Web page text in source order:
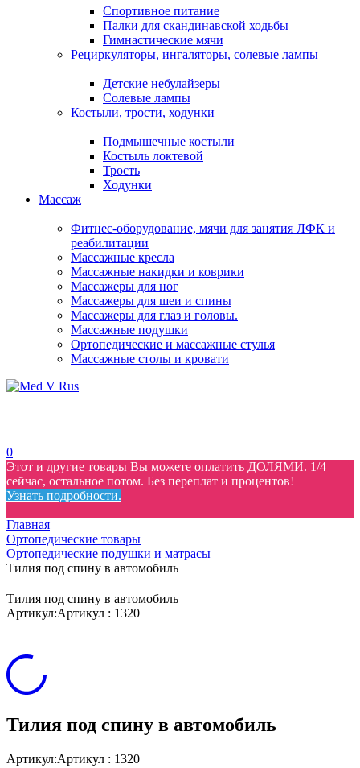
Спортивное питание
Палки для скандинавской ходьбы
Гимнастические мячи
Рециркуляторы, ингаляторы, солевые лампы
Детские небулайзеры
Солевые лампы
Костыли, трости, ходунки
Подмышечные костыли
Костыль локтевой
Трость
Ходунки
Массаж
Фитнес-оборудование, мячи для занятия ЛФК и
реабилитации
Массажные кресла
Массажные накидки и коврики
Массажеры для ног
Массажеры для шеи и спины
Массажеры для глаз и головы.
Массажные подушки
Ортопедические и массажные стулья
Массажные столы и кровати
0
Этот и другие товары Вы можете оплатить ДОЛЯМИ. 1/4
сейчас, остальное потом. Без переплат и процентов!
Узнать подробности.
Главная
Ортопедические товары
Ортопедические подушки и матрасы
Тилия под спину в автомобиль
Тилия под спину в автомобиль
Артикул:Артикул : 1320
Тилия под спину в автомобиль
Артикул:Артикул : 1320